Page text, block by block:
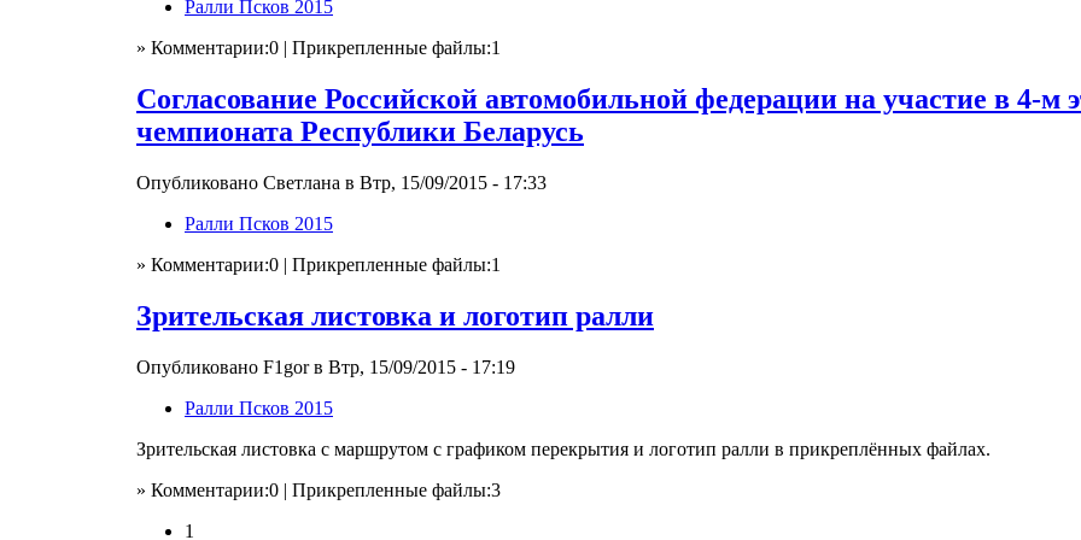
Ралли Псков 2015
» Комментарии:0 | Прикрепленные файлы:1
Согласование Российской автомобильной федерации на участие в 4-м
чемпионата Республики Беларусь
Опубликовано Светлана в Втр, 15/09/2015 - 17:33
Ралли Псков 2015
» Комментарии:0 | Прикрепленные файлы:1
Зрительская листовка и логотип ралли
Опубликовано F1gor в Втр, 15/09/2015 - 17:19
Ралли Псков 2015
Зрительская листовка с маршрутом с графиком перекрытия и логотип ралли в прикреплённых файлах.
» Комментарии:0 | Прикрепленные файлы:3
1